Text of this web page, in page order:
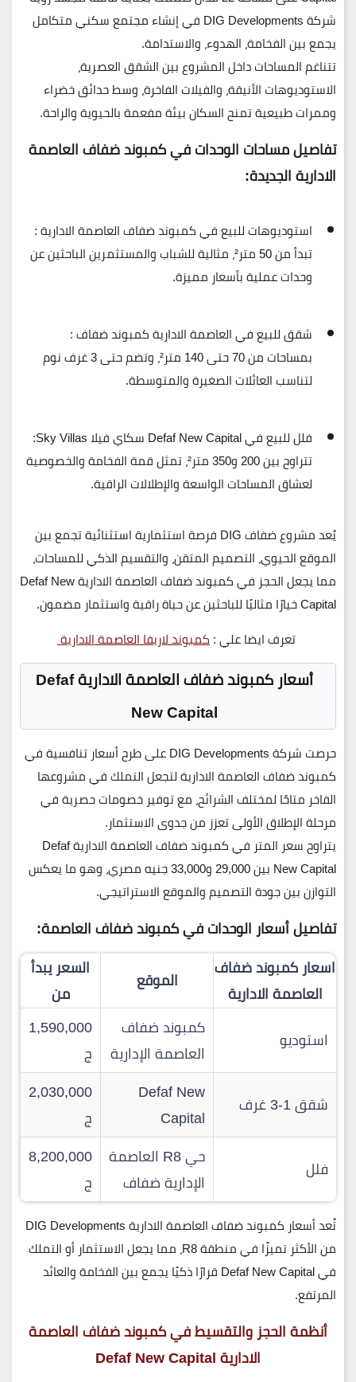
شركةDIG Developments في إنشاء مجتمع سكني متكامل
يجمع بينالفخامة، الهدوء، والاستدامة.
تتناغم المساحات داخل المشروع بينالشقق العصرية،
الاستوديوهات الأنيقة، والفيلات الفاخرة، وسطحدائق خضراء
وممرات طبيعيةتمنح السكان بيئة مفعمة بالحيوية والراحة.
تفاصيل مساحات الوحدات في كمبوند ضفاف العاصمة
الادارية الجديدة:
استوديوهات للبيع في كمبوند ضفاف العاصمة الادارية:
تبدأ من50 متر²
، مثالية للشباب والمستثمرين الباحثين عن
وحدات عملية بأسعار مميزة.
شقق للبيع في العاصمة الادارية كمبوند ضفاف:
بمساحات من70 حتى 140 متر² ، وتضم حتى3 غرف نوم
لتناسب العائلات الصغيرة والمتوسطة.
فلل للبيع في Defaf New Capital سكاي فيلا Sky Villas
:
تتراوح بين200 و350 متر²
، تمثل قمة الفخامة والخصوصية
لعشاق المساحات الواسعة والإطلالات الراقية.
يُعدمشروع ضفاف DIG
فرصة استثمارية استثنائية تجمع بين
الموقع الحيوي، التصميم المتقن، والتقسيم الذكي للمساحات،
مما يجعل الحجز فيكمبوند ضفاف العاصمة الاداريةDefaf New
Capitalخيارًا مثاليًا للباحثين عنحياة راقية واستثمار مضمون.
تعرف ايضا علي :كمبوند لاريفا العاصمة الادارية
أسعار كمبوند ضفاف العاصمة الادارية Defaf
New Capital
حرصت شركةDIG Developmentsعلى طرح أسعار تنافسية في
كمبوند ضفاف العاصمة الاداريةلتجعل التملك في مشروعها
الفاخر متاحًا لمختلف الشرائح، مع توفير خصومات حصرية في
مرحلة الإطلاق الأولىتعزز من جدوى الاستثمار.
يتراوحسعر المتر فيكمبوند ضفاف العاصمة الاداريةDefaf
New Capital بين29,000 و33,000 جنيه مصري
، وهو ما يعكس
التوازن بينجودة التصميم والموقع الاستراتيجي.
تفاصيل أسعار الوحدات في كمبوند ضفاف العاصمة:
اسعار كمبوند ضفاف
العاصمة الادارية
الموقع
السعر يبدأ
من
استوديو
كمبوند ضفاف
العاصمة الإدارية
1,590,000
ج
شقق 1-3 غرف
Defaf New
Capital
2,030,000
ج
فلل
حي R8 العاصمة
الإدارية ضفاف
8,200,000
ج
تُعد أسعار كمبوند ضفاف العاصمة الادارية
منالأكثر تميزًا في منطقة R8 ، مما يجعلالاستثمار أو التملك
في Defaf New Capital
قرارًا ذكيًا يجمع بينالفخامة والعائد
المرتفع.
أنظمة الحجز والتقسيط في كمبوند ضفاف العاصمة
الادارية Defaf New Capital